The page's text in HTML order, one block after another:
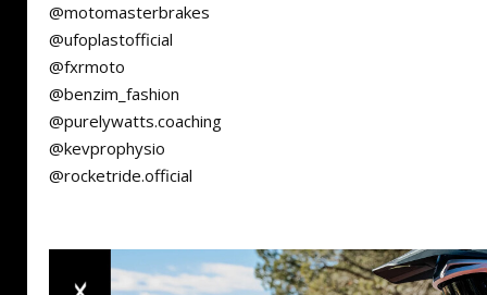
@motomasterbrakes
@ufoplastofficial
@fxrmoto
@benzim_fashion
@purelywatts.coaching
@kevprophysio
@rocketride.official